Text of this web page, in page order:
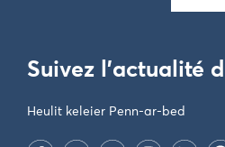
Suivez l'actualité
Heulit keleier Penn-ar-bed